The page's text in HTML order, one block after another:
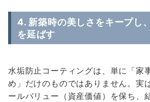
4. 新築時の美しさをキープし
を延ばす
水垢防止コーティングは、単に「家
め」だけのものではありません。実
ールバリュー（資産価値）を保ち、